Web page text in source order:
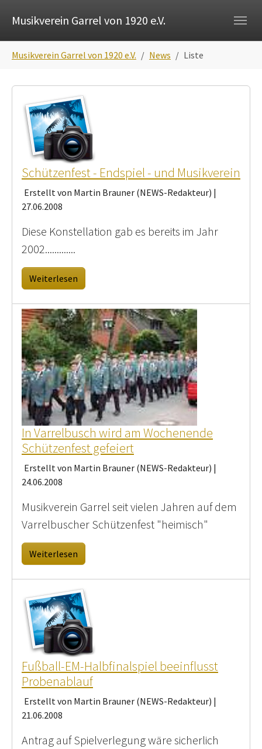
Musikverein Garrel von 1920 e.V.
Musikverein Garrel von 1920 e.V. News Liste
Schützenfest - Endspiel - und Musikverein
Erstellt von Martin Brauner (NEWS-Redakteur) |
27.06.2008
Diese Konstellation gab es bereits im Jahr
2002.............
Weiterlesen
In Varrelbusch wird am Wochenende
Schützenfest gefeiert
Erstellt von Martin Brauner (NEWS-Redakteur) |
24.06.2008
Musikverein Garrel seit vielen Jahren auf dem
Varrelbuscher Schützenfest "heimisch"
Weiterlesen
Fußball-EM-Halbfinalspiel beeinflusst
Probenablauf
Erstellt von Martin Brauner (NEWS-Redakteur) |
21.06.2008
Antrag auf Spielverlegung wäre sicherlich